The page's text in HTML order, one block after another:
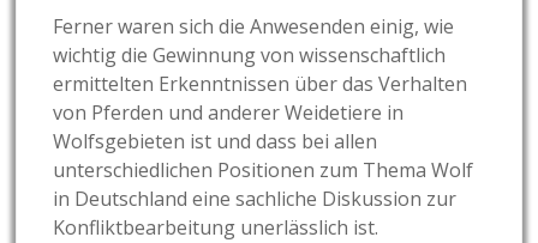
Ferner waren sich die Anwesenden einig, wie
wichtig die Gewinnung von wissenschaftlich
ermittelten Erkenntnissen über das Verhalten
von Pferden und anderer Weidetiere in
Wolfsgebieten ist und dass bei allen
unterschiedlichen Positionen zum Thema Wolf
in Deutschland eine sachliche Diskussion zur
Konfliktbearbeitung unerlässlich ist.